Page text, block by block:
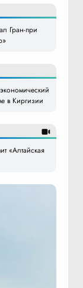
Гран-при
в Киргизии
«Алтайская